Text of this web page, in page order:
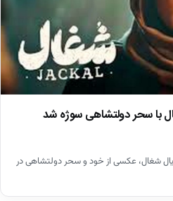
با سحر دولتشاهی سوژه شد
شغال، عکسی از خود و سحر دولتشاهی در